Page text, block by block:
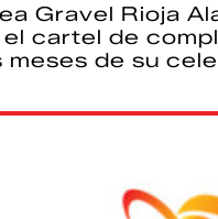
Gravel Rioja
cartel de
meses de su